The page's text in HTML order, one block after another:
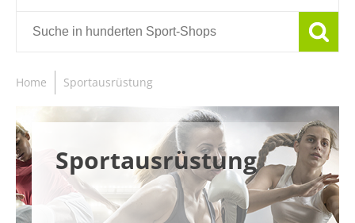
Home Sportausrüstung
Sportausrüstung